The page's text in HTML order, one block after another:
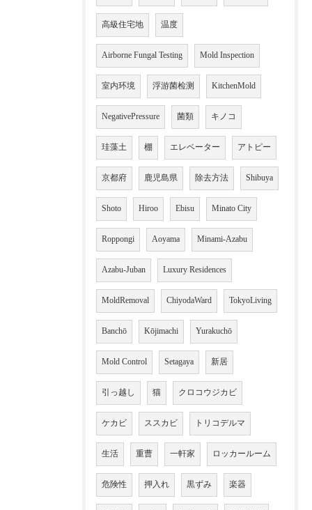
高級住宅地 温度
Airborne Fungal Testing Mold Inspection
室内环境 浮游菌检测 KitchenMold
NegativePressure 菌類 キノコ
珪藻土 棚 エレベーター アトピー
京都府 鹿児島県 除去方法 Shibuya
Shoto Hiroo Ebisu Minato City
Roppongi Aoyama Minami-Azabu
Azabu-Juban Luxury Residences
MoldRemoval ChiyodaWard TokyoLiving
Banchō Kōjimachi Yurakuchō
Mold Control Setagaya 新居
引っ越し 猫 クロコウジカビ
ケカビ ススカビ トリコデルマ
生活 重曹 一軒家 ロッカールーム
危険性 押入れ 黒ずみ 楽器